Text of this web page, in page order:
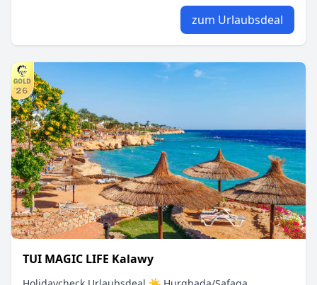
zum Urlaubsdeal
TUI MAGIC LIFE Kalawy